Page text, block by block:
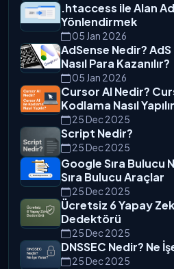
.htaccess ile Alan
Yönlendirmek
05 Jan 2026
AdSense Nedir?
Nasıl Para Kazanılır?
05 Jan 2026
Cursor AI Nedir?
Kodlama Nasıl
25 Dec 2025
Script Nedir?
25 Dec 2025
Google Sıra Bulucu
Sıra Bulucu Araçlar
25 Dec 2025
Ücretsiz 6 Yapay
Dedektörü
25 Dec 2025
DNSSEC Nedir? Ne
25 Dec 2025